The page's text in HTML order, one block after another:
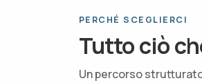
PERCHÉ SCEGLIERCI
Tutto ciò
Un percorso